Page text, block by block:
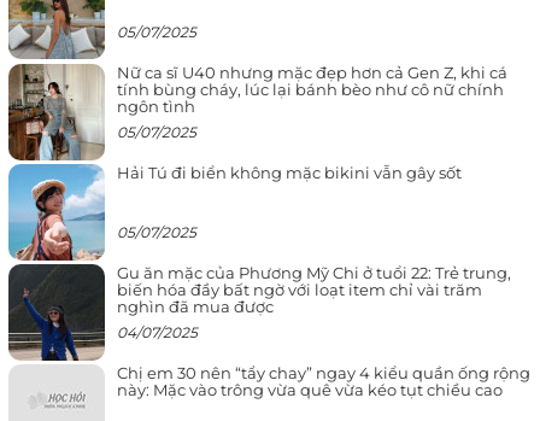
05/07/2025
Nữ ca sĩ U40 nhưng mặc đẹp hơn cả Gen Z, khi cá
tính bùng cháy, lúc lại bánh bèo như cô nữ chính
ngôn tình
05/07/2025
Hải Tú đi biển không mặc bikini vẫn gây sốt
05/07/2025
Gu ăn mặc của Phương Mỹ Chi ở tuổi 22: Trẻ trung,
biến hóa đầy bất ngờ với loạt item chỉ vài trăm
nghìn đã mua được
04/07/2025
Chị em 30 nên “tẩy chay” ngay 4 kiểu quần ống rộng
này: Mặc vào trông vừa quê vừa kéo tụt chiều cao